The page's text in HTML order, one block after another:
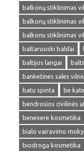
balkonų stiklinimas
balkonų stiklinimas
balkonu stiklinimas
baltarusiski baldai
baltijos langai
banketines sales
batu spinta
be
bendrosios civilinės
benexere kosmetika
bialo vairavimo
biodroga kosmetika